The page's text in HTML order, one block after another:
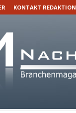
KONTAKT REDAKTION